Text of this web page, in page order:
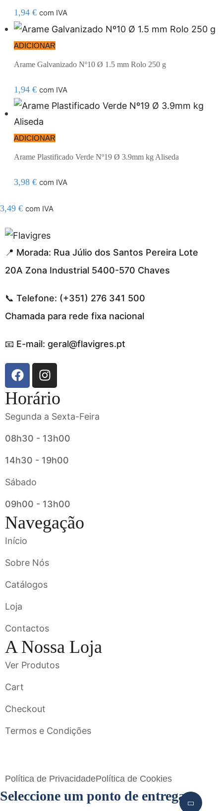
1,94 € com IVA
ADICIONAR
Arame Galvanizado Nº10 Ø 1.5 mm Rolo 250 g
1,94 € com IVA
ADICIONAR
Arame Plastificado Verde Nº19 Ø 3.9mm kg Aliseda
3,98 € com IVA
3,49 € com IVA
resmi adresi
📍 Morada: Rua Júlio dos Santos Pereira Lote
20A Zona Industrial 5400-570 Chaves
📞 Telefone: (+351) 276 341 500
Chamada para rede fixa nacional
📧 E-mail: geral@flavigres.pt
Horário
Segunda a Sexta-Feira
08h30 - 13h00
14h30 - 19h00
Sábado
09h00 - 13h00
Navegação
Início
Sobre Nós
Catálogos
Loja
Contactos
A Nossa Loja
Ver Produtos
Cart
Checkout
Termos e Condições
Política de PrivacidadePolítica de Cookies
Seleccione um ponto de entrega